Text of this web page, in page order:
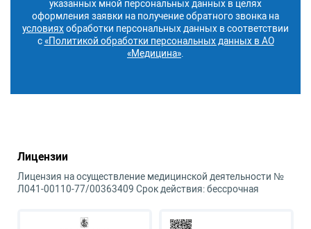
указанных мной персональных данных в целях
оформления заявки на получение обратного звонка на
условияхобработки персональных данных в соответствии
с«Политикой обработки персональных данных в АО
«Медицина».
Лицензии
Лицензия на осуществление медицинской деятельности №
Л041-00110-77/00363409 Срок действия: бессрочная